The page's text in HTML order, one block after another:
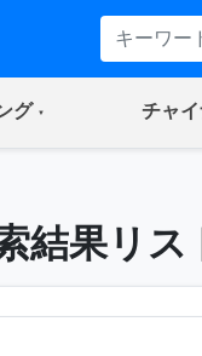
グ(current) チャ
結果リス